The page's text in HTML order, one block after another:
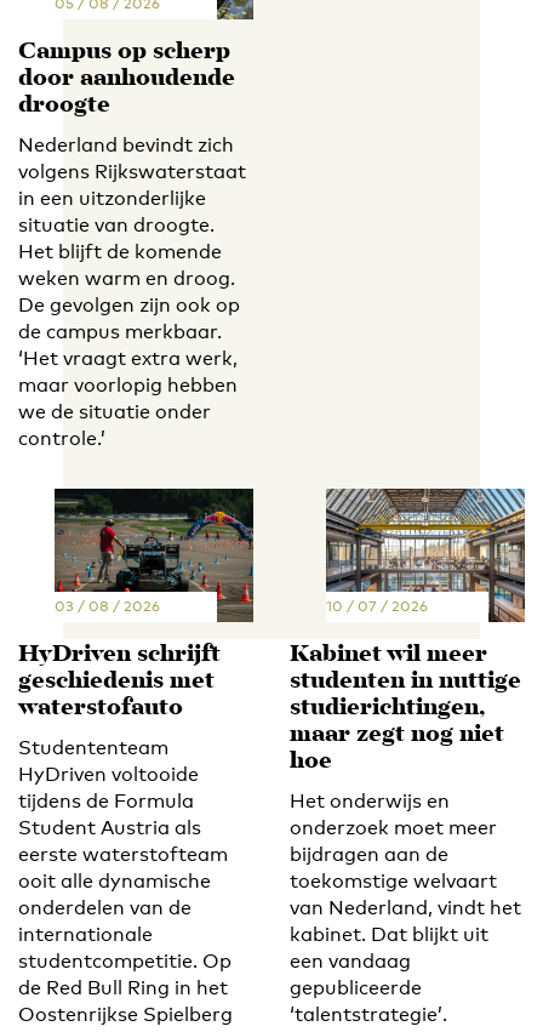
05 / 08 / 2026
Campus op scherp
door aanhoudende
droogte
Nederland bevindt zich
volgens Rijkswaterstaat
in een uitzonderlijke
situatie van droogte.
Het blijft de komende
weken warm en droog.
De gevolgen zijn ook op
de campus merkbaar.
‘Het vraagt extra werk,
maar voorlopig hebben
we de situatie onder
controle.’
03 / 08 / 2026
HyDriven schrijft
geschiedenis met
waterstofauto
Studententeam
HyDriven voltooide
tijdens de Formula
Student Austria als
eerste waterstofteam
ooit alle dynamische
onderdelen van de
internationale
studentcompetitie. Op
de Red Bull Ring in het
Oostenrijkse Spielberg
10 / 07 / 2026
Kabinet wil meer
studenten in nuttige
studierichtingen,
maar zegt nog niet
hoe
Het onderwijs en
onderzoek moet meer
bijdragen aan de
toekomstige welvaart
van Nederland, vindt het
kabinet. Dat blijkt uit
een vandaag
gepubliceerde
‘talentstrategie’.